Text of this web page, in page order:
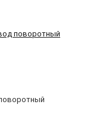
поворотный